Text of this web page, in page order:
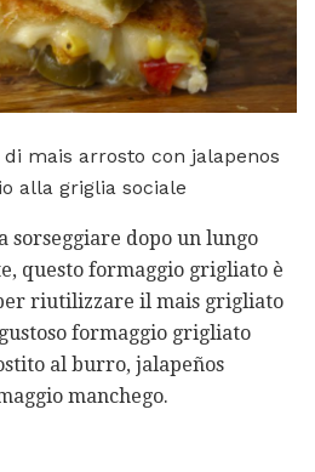
mais arrosto con jalapenos
alla griglia sociale
sorseggiare dopo un lungo
questo formaggio grigliato è
riutilizzare il mais grigliato
formaggio grigliato
al burro, jalapeños
manchego.